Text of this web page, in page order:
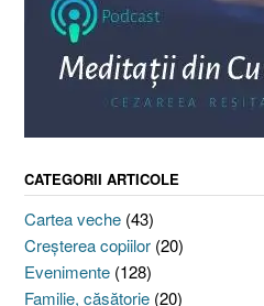
CATEGORII ARTICOLE
Cartea veche (43)
Creşterea copiilor (20)
Evenimente (128)
Familie, căsătorie (20)